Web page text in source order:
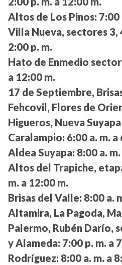
Altos de Los Pinos: 7:00
Villa Nueva, sectores 3,
2:00 p. m.
Hato de Enmedio
a 12:00 m.
17 de Septiembre,
Fehcovil, Flores de
Higueros, Nueva
Caralampio: 6:00 a. m. a
Aldea Suyapa: 8:00 a.
Altos del Trapiche,
m. a 12:00 m.
Brisas del Valle: 8:00 a.
Altamira, La Pagoda,
Palermo, Rubén Darío,
y Alameda: 7:00 p. m. a
Rodríguez: 8:00 a. m. a